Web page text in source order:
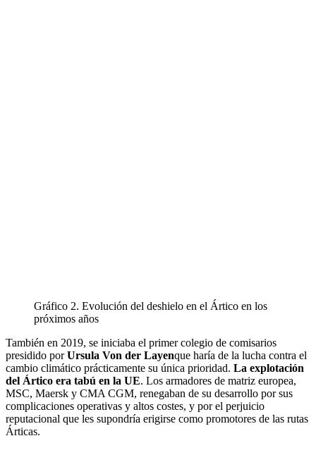
Gráfico 2. Evolución del deshielo en el Ártico en los
próximos años
También en 2019, se iniciaba el primer colegio de comisarios
presidido porUrsula Von der Layenque haría de la lucha contra el
cambio climático prácticamente su única prioridad. La explotación
del Ártico era tabú en la UE. Los armadores de matriz europea,
MSC, Maersk y CMA CGM, renegaban de su desarrollo por sus
complicaciones operativas y altos costes, y por el perjuicio
reputacional que les supondría erigirse como promotores de las rutas
Árticas.